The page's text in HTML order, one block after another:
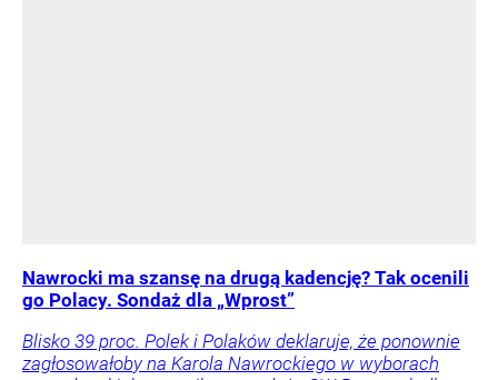
Nawrocki ma szansę na drugą kadencję? Tak ocenili
go Polacy. Sondaż dla „Wprost”
Blisko 39 proc. Polek i Polaków deklaruje, że ponownie
zagłosowałoby na Karola Nawrockiego w wyborach